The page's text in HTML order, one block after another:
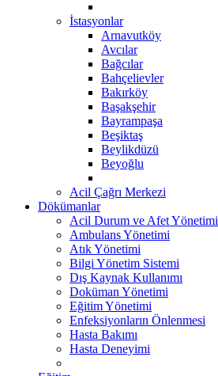
İstasyonlar
Arnavutköy
Avcılar
Bağcılar
Bahçelievler
Bakırköy
Başakşehir
Bayrampaşa
Beşiktaş
Beylikdüzü
Beyoğlu
Acil Çağrı Merkezi
Dökümanlar
Acil Durum ve Afet Yönetimi
Ambulans Yönetimi
Atık Yönetimi
Bilgi Yönetim Sistemi
Dış Kaynak Kullanımı
Doküman Yönetimi
Eğitim Yönetimi
Enfeksiyonların Önlenmesi
Hasta Bakımı
Hasta Deneyimi